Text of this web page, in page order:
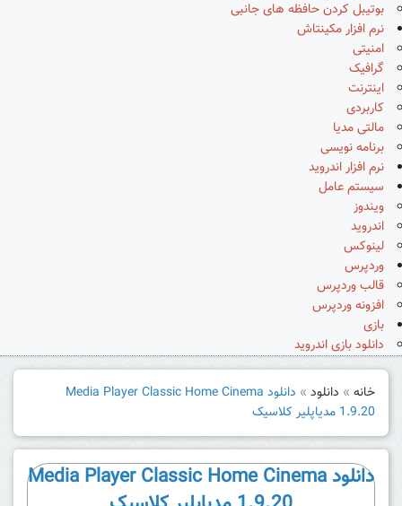
بوتیبل کردن حافظه های جانبی
نرم افزار مکینتاش
امنیتی
گرافیک
اینترنت
کاربردی
مالتی مدیا
برنامه نویسی
نرم افزار اندروید
سیستم عامل
ویندوز
اندروید
لینوکس
وردپرس
قالب وردپرس
افزونه وردپرس
بازی
دانلود بازی اندروید
خانه » دانلود »
دانلود Media Player Classic Home Cinema
1.9.20 مدیاپلیر کلاسیک
دانلود Media Player Classic Home Cinema